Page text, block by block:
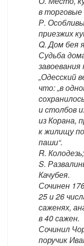
в торговые
Р.
приезжих
Q. Дом бея
Судьба
„Одесский
что: „в
и столбов
из Корана,
к жилищу
паши“.
R. Колодезь;
S.
Качубея.
Сочинен
25 и 26
саженях,
в 40 сажен.
Сочинил
поручик